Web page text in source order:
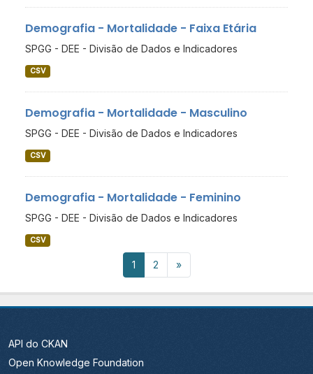
Demografia - Mortalidade - Faixa Etária
SPGG - DEE - Divisão de Dados e Indicadores
CSV
Demografia - Mortalidade - Masculino
SPGG - DEE - Divisão de Dados e Indicadores
CSV
Demografia - Mortalidade - Feminino
SPGG - DEE - Divisão de Dados e Indicadores
CSV
1 2 »
API do CKAN
Open Knowledge Foundation